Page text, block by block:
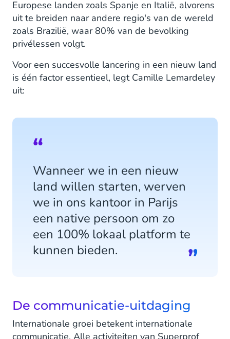
Europese landen zoals Spanje en Italië, alvorens
uit te breiden naar andere regio's van de wereld
zoals Brazilië, waar 80% van de bevolking
privélessen volgt.
Voor een succesvolle lancering in een nieuw land
is één factor essentieel, legt Camille Lemardeley
uit:
Wanneer we in een nieuw
land willen starten, werven
we in ons kantoor in Parijs
een native persoon om zo
een 100% lokaal platform te
kunnen bieden.
De communicatie-uitdaging
Internationale groei betekent internationale